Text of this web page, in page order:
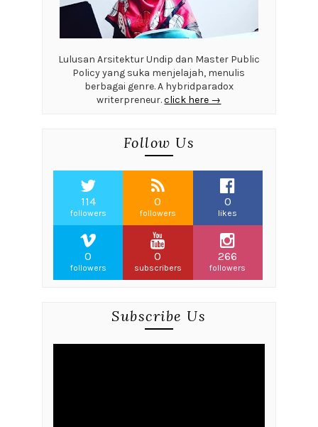
Lulusan Arsitektur Undip dan Master Public
Policy yang suka menjelajah, menulis
berbagai genre. A hybridparadox
writerpreneur.click here →
Follow Us
114
followers
0
followers
0
likes
0
followers
0
subscribers
266
followers
Subscribe Us